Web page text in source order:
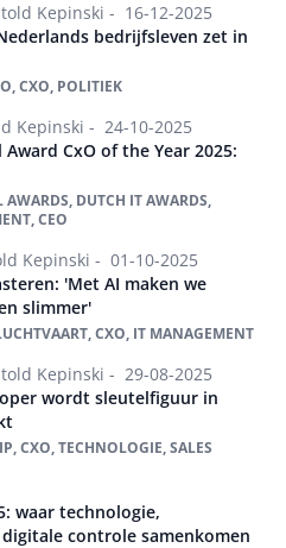
Kepinski - 16-12-2025
bedrijfsleven zet in
CXO, POLITIEK
Kepinski - 24-10-2025
CxO of the Year 2025:
DUTCH IT AWARDS,
CEO
Kepinski - 01-10-2025
'Met AI maken we
slimmer'
CXO, IT MANAGEMENT
Kepinski - 29-08-2025
wordt sleutelfiguur in
CXO, TECHNOLOGIE, SALES
waar technologie,
controle samenkomen